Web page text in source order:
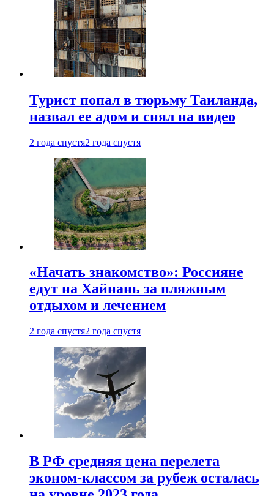
Турист попал в тюрьму Таиланда,
назвал ее адом и снял на видео
2 года спустя2 года спустя
«Начать знакомство»: Россияне
едут на Хайнань за пляжным
отдыхом и лечением
2 года спустя2 года спустя
В РФ средняя цена перелета
эконом-классом за рубеж осталась